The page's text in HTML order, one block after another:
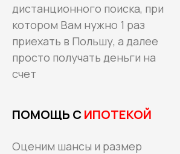
дистанционного поиска, при
котором Вам нужно 1 раз
приехать в Польшу, а далее
просто получать деньги на
счет
ПОМОЩЬ СИПОТЕКОЙ
Оценим шансы и размер